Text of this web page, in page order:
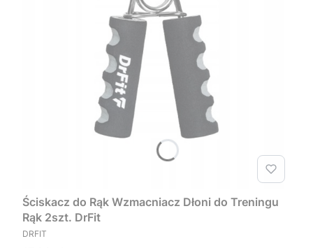
Ściskacz do Rąk Wzmacniacz Dłoni do Treningu
Rąk 2szt. DrFit
PRODUCENT
DRFIT